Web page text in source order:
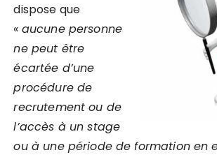
dispose que
« aucune personne
ne peut être
écartée d’une
procédure de
recrutement ou de
l’accès à un stage
ou à une période de formation en